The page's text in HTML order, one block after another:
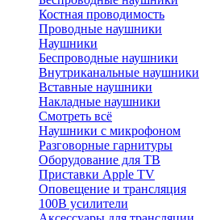
Костная проводимость
Проводные наушники
Наушники
Беспроводные наушники
Внутриканальные наушники
Вставные наушники
Накладные наушники
Смотреть всё
Наушники с микрофоном
Разговорные гарнитуры
Оборудование для ТВ
Приставки Apple TV
Оповещение и трансляция
100В усилители